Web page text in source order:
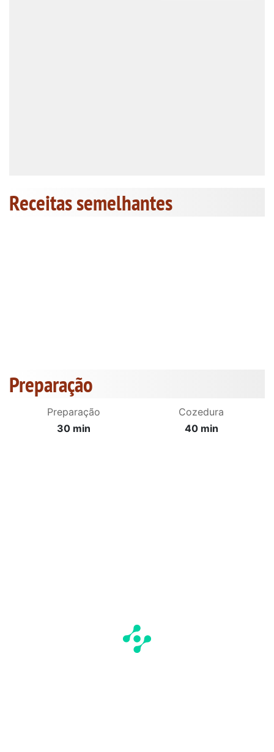
Receitas semelhantes
Preparação
Preparação
30 min
Cozedura
40 min